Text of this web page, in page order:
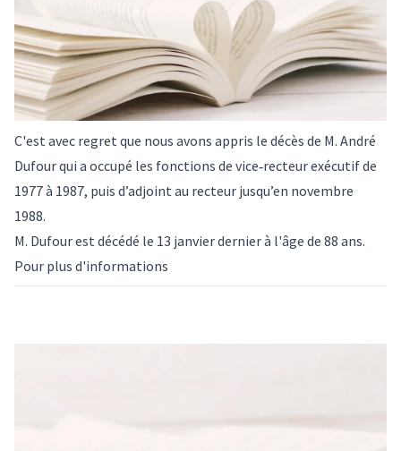
C'est avec regret que nous avons appris le décès de M. André
Dufour qui a occupé les fonctions de vice‑recteur exécutif de
1977 à 1987, puis d’adjoint au recteur jusqu’en novembre
1988.
M. Dufour est décédé le 13 janvier dernier à l'âge de 88 ans.
Pour plus d'informations